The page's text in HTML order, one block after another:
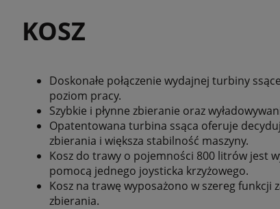
KOSZ
Doskonałe połączenie wydajnej turbiny
poziom pracy.
Szybkie i płynne zbieranie oraz
Opatentowana turbina ssąca oferuje
zbierania i większa stabilność maszyny.
Kosz do trawy o pojemności 800 litrów jest
pomocą jednego joysticka krzyżowego.
Kosz na trawę wyposażono w szereg funkcji
zbierania.